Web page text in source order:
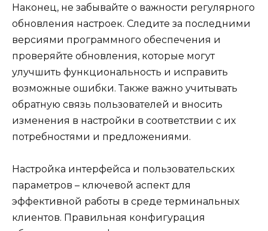
Наконец, не забывайте о важности регулярного
обновления настроек. Следите за последними
версиями программного обеспечения и
проверяйте обновления, которые могут
улучшить функциональность и исправить
возможные ошибки. Также важно учитывать
обратную связь пользователей и вносить
изменения в настройки в соответствии с их
потребностями и предложениями.
Настройка интерфейса и пользовательских
параметров – ключевой аспект для
эффективной работы в среде терминальных
клиентов. Правильная конфигурация